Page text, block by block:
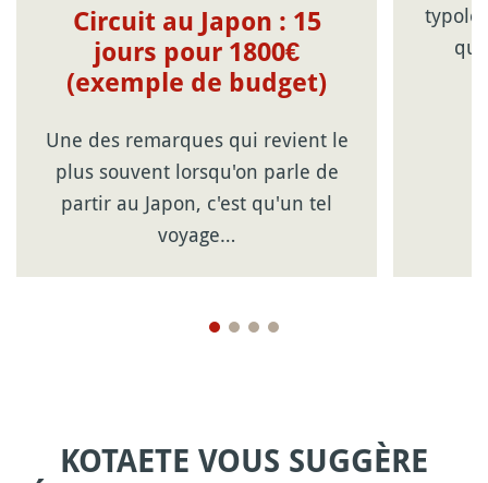
Circuit au Japon : 15
jours pour 1800€
(exemple de budget)
Une des remarques qui revient le
plus souvent lorsqu'on parle de
partir au Japon, c'est qu'un tel
voyage…
KOTAETE VOUS SUGGÈRE